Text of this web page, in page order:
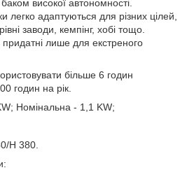
високої автономності.
легко адаптуються для різних цілей,
заводи, кемпінг, хобі тощо.
лише для екстреного
більше 6 годин
годин на рік.
Номінальна - 1,1 KW;
H 380.